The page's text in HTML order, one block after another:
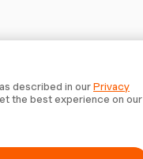
described in ourPrivacy
the best experience on our